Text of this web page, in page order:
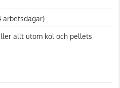
arbetsdagar)
allt utom kol och pellets